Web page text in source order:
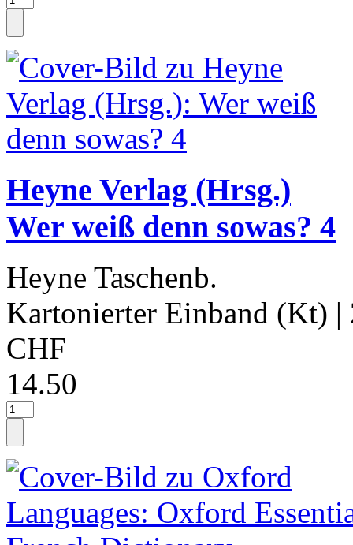
Heyne Verlag (Hrsg.)
Wer weiß denn sowas? 4
Heyne Taschenb.
Kartonierter Einband (Kt) |
CHF
14.50